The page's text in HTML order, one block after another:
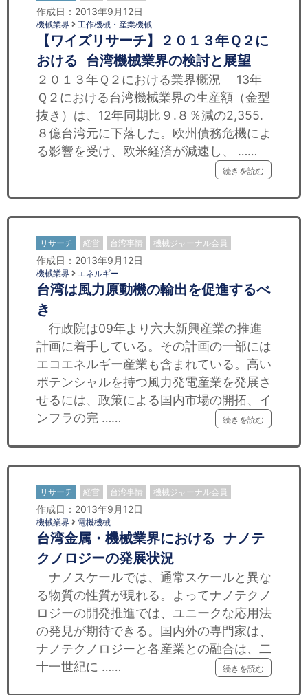
作成日：2013年9月12日
機械業界 工作機械・産業機械
【ワイズリサーチ】２０１３年Ｑ２に
おける 台湾機械業界の検討と展望
２０１３年Ｑ２における業界概況 13年
Ｑ２における台湾機械業界の生産額（金型
抜き）は、12年同期比９.８％減の2,355.
８億台湾元に下落した。欧州債務危機によ
る影響を受け、欧米経済が減速し、 ……
続きを読む
リサーチ 経営 台湾事情 機械ジャーナル会員
作成日：2013年9月12日
機械業界 エネルギー
台湾は風力原動機の輸出を促進するべ
き
行政院は09年より六大新興産業の推進
計画に着手している。その計画の一部には
エコエネルギー産業も含まれている。高い
ポテンシャルを持つ風力発電産業を発展さ
せるには、政策による国内市場の開拓、イ
ンフラの完 ……
続きを読む
リサーチ 経営 台湾事情 機械ジャーナル会員
作成日：2013年9月12日
機械業界 電機機械
台湾金属・機械業界における ナノテ
クノロジーの発展状況
ナノスケールでは、通常スケールと異な
る物質の性質が現れる。よってナノテクノ
ロジーの開発推進では、ユニークな応用法
の発見が期待できる。国内外の専門家は、
ナノテクノロジーと各産業との融合は、二
十一世紀に ……
続きを読む